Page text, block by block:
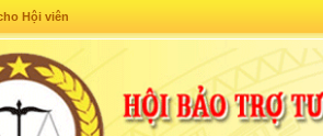
Hội viên